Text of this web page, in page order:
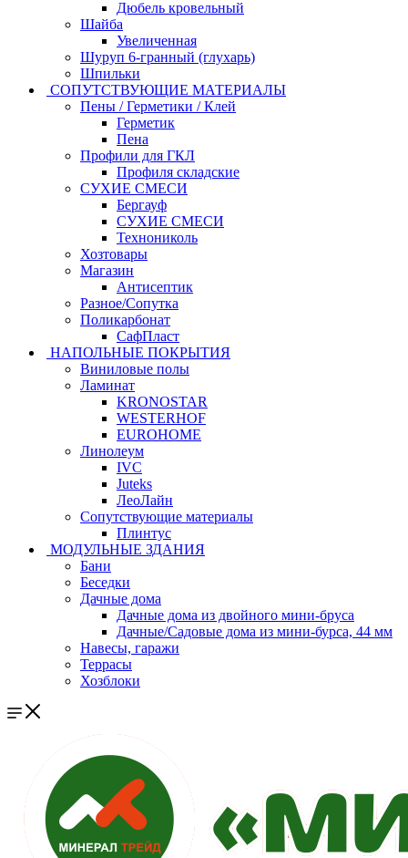
Дюбель кровельный
Шайба
Увеличенная
Шуруп 6-гранный (глухарь)
Шпильки
СОПУТСТВУЮЩИЕ МАТЕРИАЛЫ
Пены / Герметики / Клей
Герметик
Пена
Профили для ГКЛ
Профиля складские
СУХИЕ СМЕСИ
Бергауф
СУХИЕ СМЕСИ
Технониколь
Хозтовары
Магазин
Антисептик
Разное/Сопутка
Поликарбонат
СафПласт
НАПОЛЬНЫЕ ПОКРЫТИЯ
Виниловые полы
Ламинат
KRONOSTAR
WESTERHOF
EUROHOME
Линолеум
IVC
Juteks
ЛеоЛайн
Сопутствующие материалы
Плинтус
МОДУЛЬНЫЕ ЗДАНИЯ
Бани
Беседки
Дачные дома
Дачные дома из двойного мини-бруса
Дачные/Садовые дома из мини-бурса, 44 мм
Навесы, гаражи
Террасы
Хозблоки